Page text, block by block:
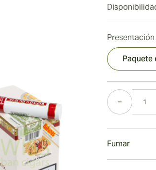
Paquete
Cantidad
Fumar